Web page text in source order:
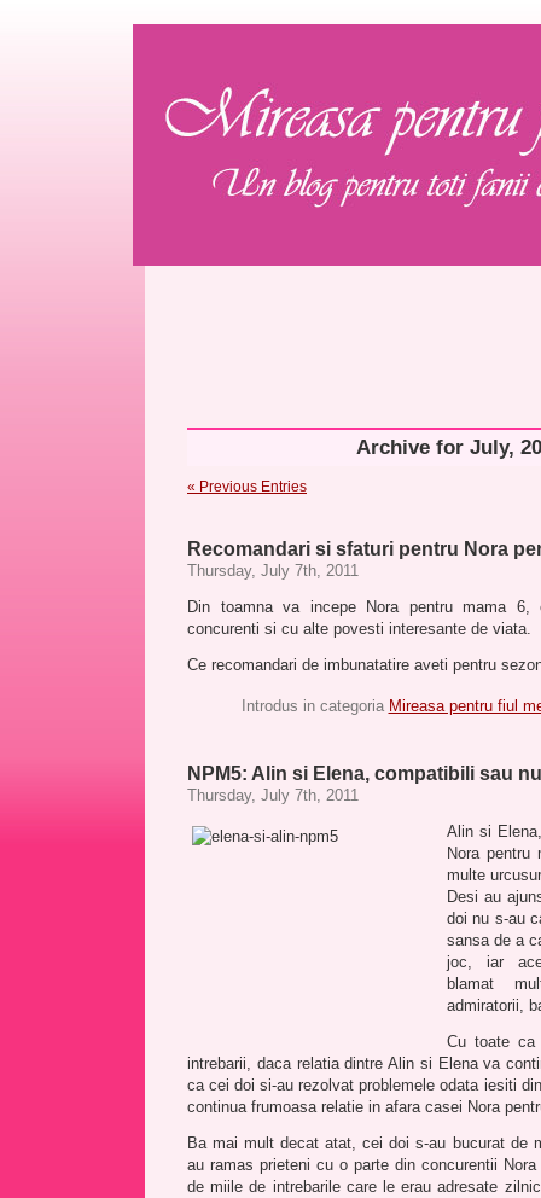
Archive for July,
« Previous Entries
Recomandari si sfaturi pentru Nora
Thursday, July 7th, 2011
Din toamna va incepe Nora pentru mama
concurenti si cu alte povesti interesante de viata.
Ce recomandari de imbunatatire aveti pentru
Introdus in categoria Mireasa pentru fiul
NPM5: Alin si Elena, compatibili sau
Thursday, July 7th, 2011
Alin si
Nora
multe
Desi au
doi nu s-au
sansa de a
joc, iar
blamat
admiratorii,
Cu toate ca
intrebarii, daca relatia dintre Alin si Elena va
ca cei doi si-au rezolvat problemele odata iesiti
continua frumoasa relatie in afara casei Nora
Ba mai mult decat atat, cei doi s-au bucurat de
au ramas prieteni cu o parte din concurentii
de miile de intrebarile care le erau adresate